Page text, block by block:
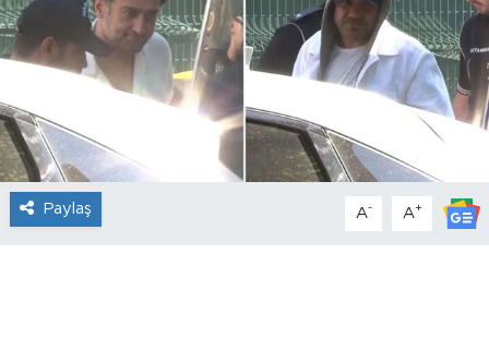
Paylaş A- A+